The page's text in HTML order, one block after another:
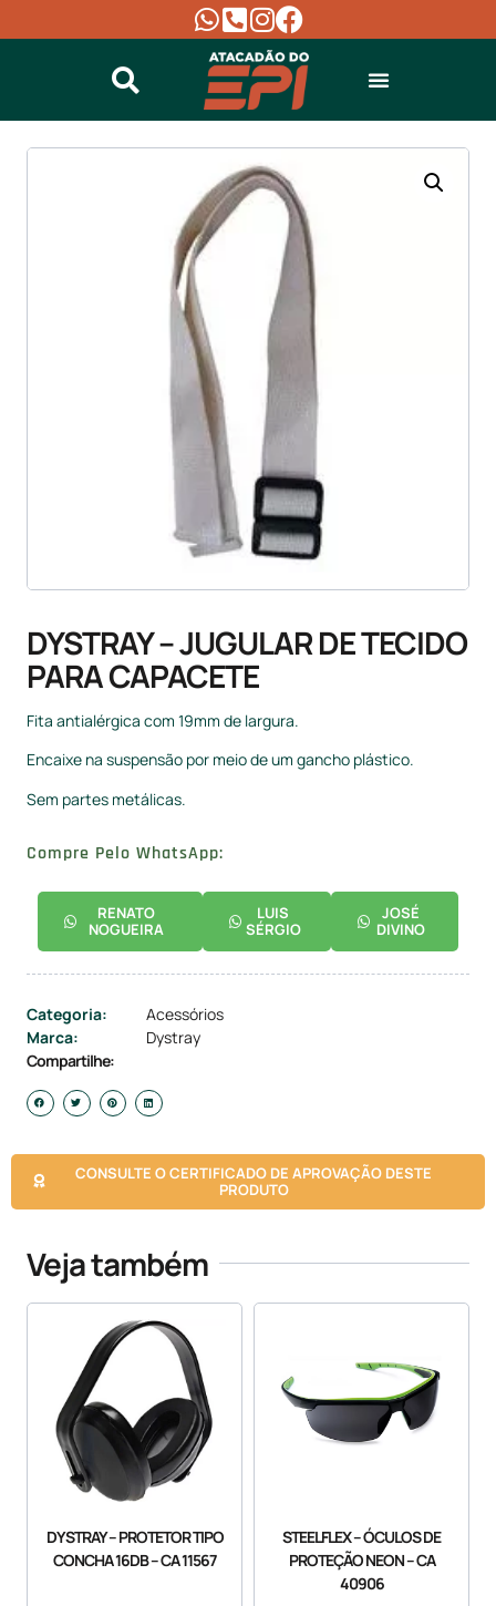
DYSTRAY – JUGULAR DE TECIDO
PARA CAPACETE
Fita antialérgica com 19mm de largura.
Encaixe na suspensão por meio de um gancho plástico.
Sem partes metálicas.
Compre Pelo WhatsApp:
RENATO
NOGUEIRA
LUIS
SÉRGIO
JOSÉ
DIVINO
Categoria:
Acessórios
Marca:
Dystray
Compartilhe:
CONSULTE O CERTIFICADO DE APROVAÇÃO DESTE
PRODUTO
Veja também
DYSTRAY – PROTETOR TIPO
CONCHA 16DB – CA 11567
STEELFLEX – ÓCULOS DE
PROTEÇÃO NEON – CA
40906